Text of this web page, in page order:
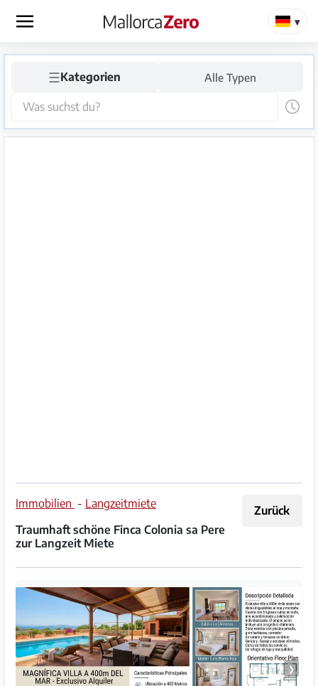
×
Startseite
Anzeige
aufgeben
Hilfe
FAQ
☰Kategorien Alle Typen
Zurück
Immobilien - Langzeitmiete
Traumhaft schöne Finca Colonia sa Pere
zur Langzeit Miete
❯